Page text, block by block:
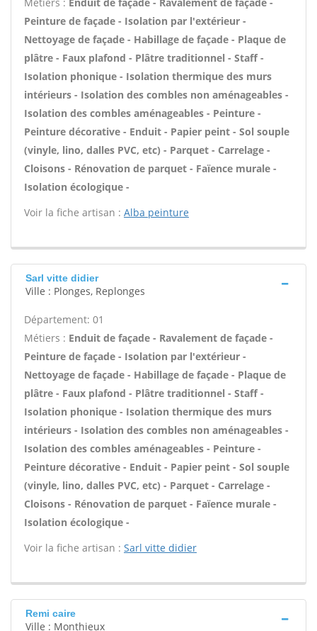
Peinture de façade - Isolation par l'extérieur -
Nettoyage de façade - Habillage de façade - Plaque de
plâtre - Faux plafond - Plâtre traditionnel - Staff -
Isolation phonique - Isolation thermique des murs
intérieurs - Isolation des combles non aménageables -
Isolation des combles aménageables - Peinture -
Peinture décorative - Enduit - Papier peint - Sol souple
(vinyle, lino, dalles PVC, etc) - Parquet - Carrelage -
Cloisons - Rénovation de parquet - Faïence murale -
Isolation écologique -
Voir la fiche artisan : Alba peinture
Sarl vitte didier
Ville : Plonges, Replonges
Département: 01
Métiers : Enduit de façade - Ravalement de façade -
Peinture de façade - Isolation par l'extérieur -
Nettoyage de façade - Habillage de façade - Plaque de
plâtre - Faux plafond - Plâtre traditionnel - Staff -
Isolation phonique - Isolation thermique des murs
intérieurs - Isolation des combles non aménageables -
Isolation des combles aménageables - Peinture -
Peinture décorative - Enduit - Papier peint - Sol souple
(vinyle, lino, dalles PVC, etc) - Parquet - Carrelage -
Cloisons - Rénovation de parquet - Faïence murale -
Isolation écologique -
Voir la fiche artisan : Sarl vitte didier
Remi caire
Ville : Monthieux